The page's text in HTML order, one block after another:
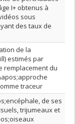
I+ obtenus à
sous
des taux de
de la
estimés par
remplacement du
traceur
de ses
trijumeaux et